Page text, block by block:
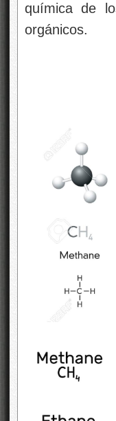
química de
orgánicos.